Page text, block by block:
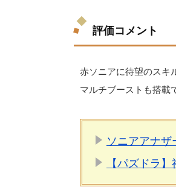
評価コメント
赤ソニアに待望のスキ
マルチブーストも搭載
ソニアアナザ
【パズドラ